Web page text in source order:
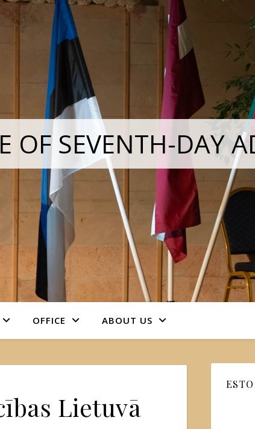
OF SEVENTH-DAY
OFFICE ABOUT US
Lietuvā